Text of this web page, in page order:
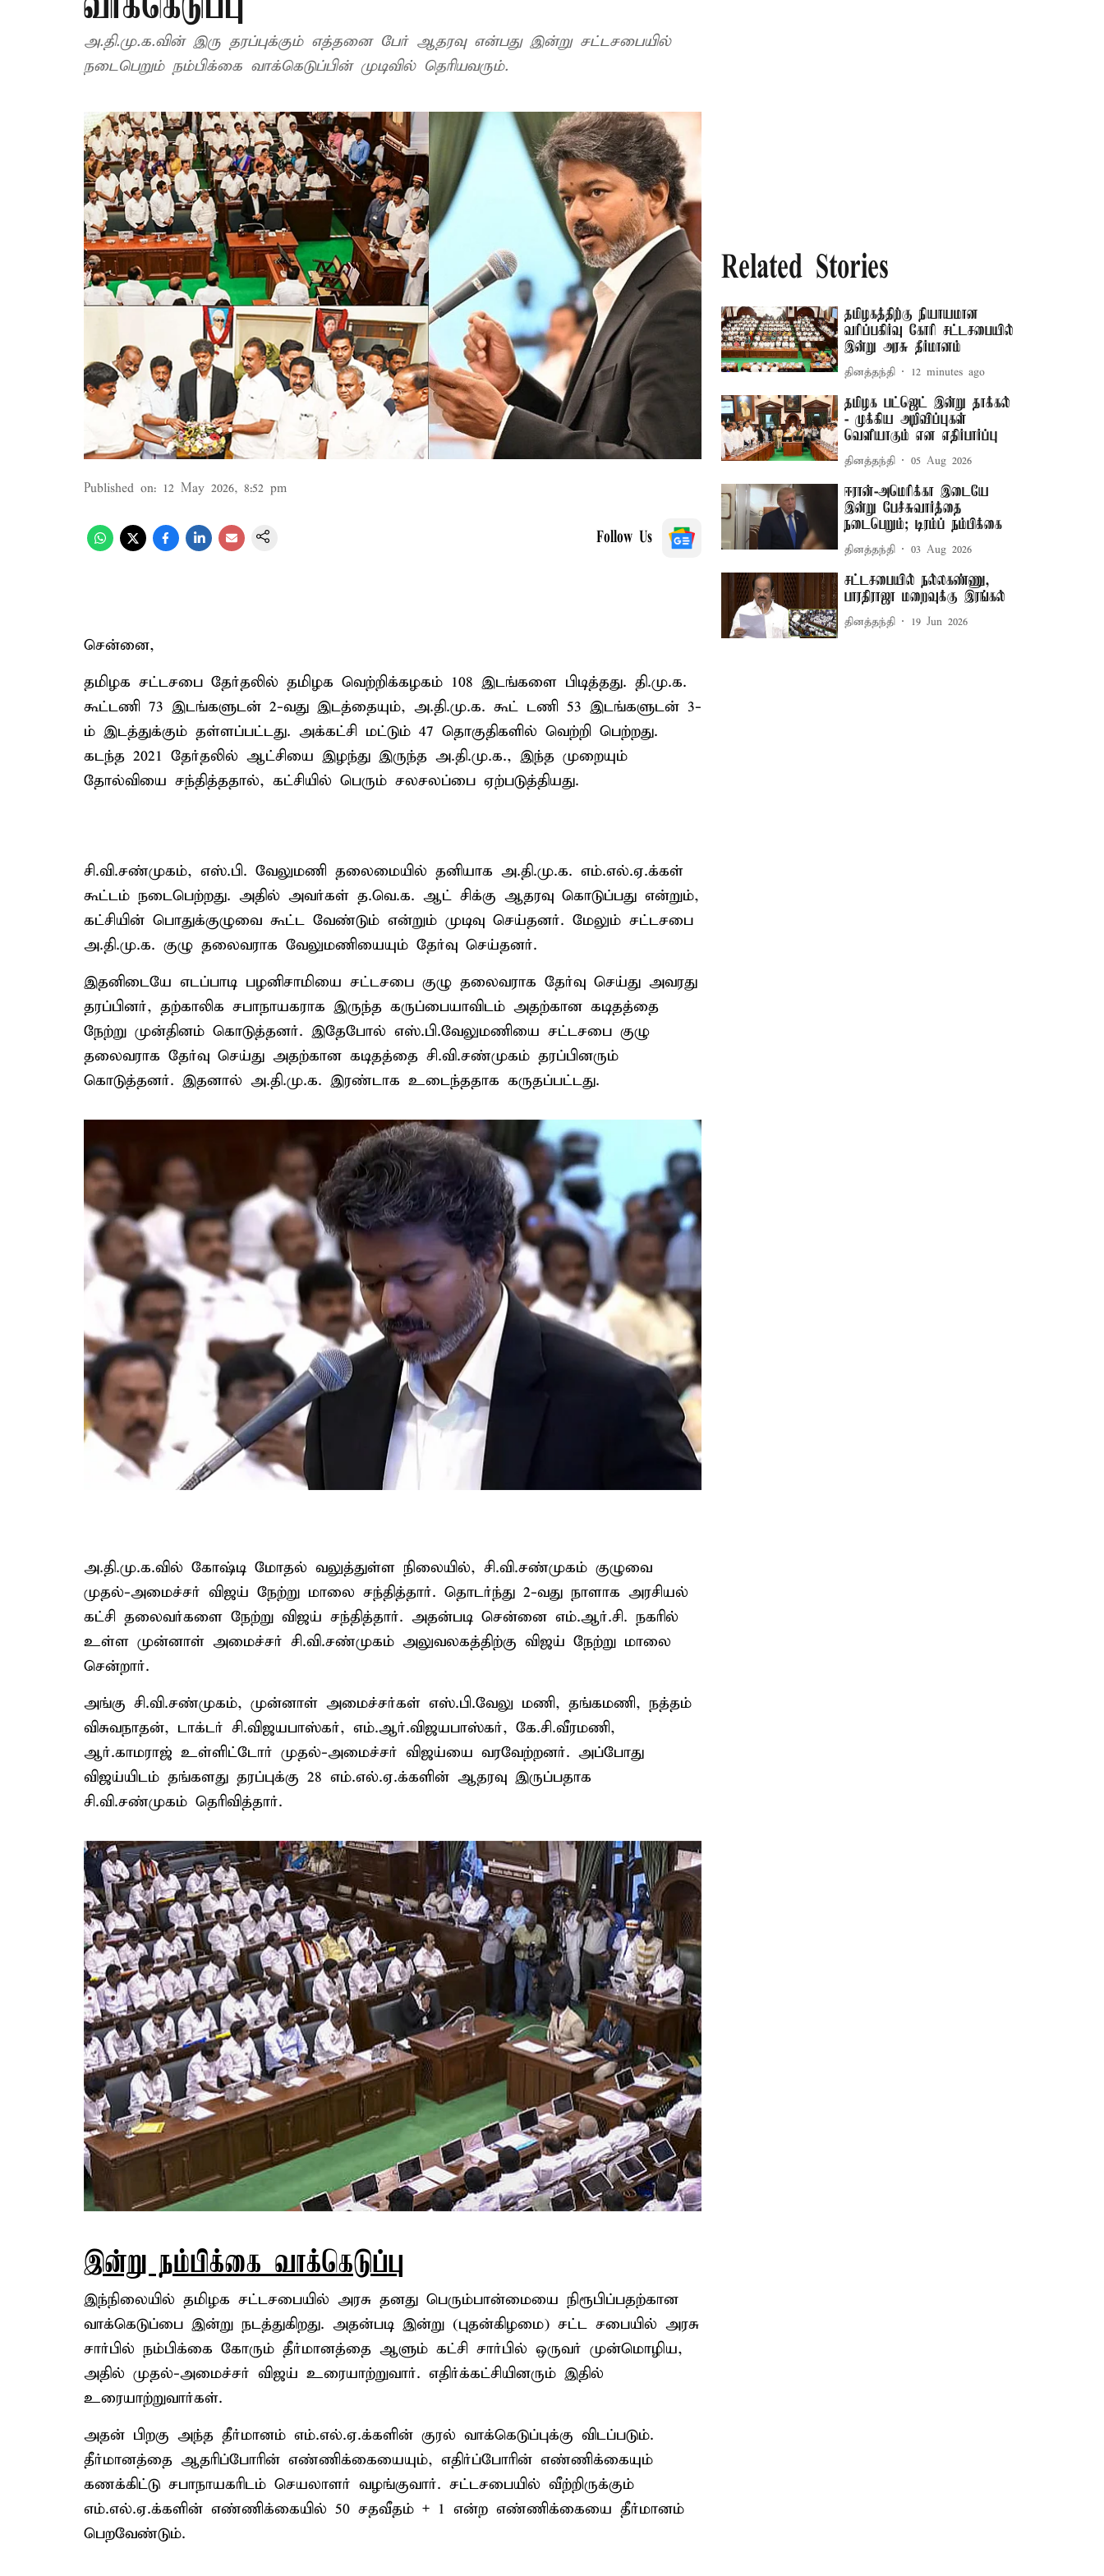
அ.தி.மு.க.வின் இரு தரப்புக்கும் எத்தனை பேர் ஆதரவு என்பது இன்று சட்டசபையில்
நடைபெறும் நம்பிக்கை வாக்கெடுப்பின் முடிவில் தெரியவரும்.
Published on: 12 May 2026, 8:52 pm
Follow Us
சென்னை,
தமிழக சட்டசபை தேர்தலில் தமிழக வெற்றிக்கழகம் 108 இடங்களை பிடித்தது. தி.மு.க.
கூட்டணி 73 இடங்களுடன் 2-வது இடத்தையும், அ.தி.மு.க. கூட் டணி 53 இடங்களுடன் 3-
ம் இடத்துக்கும் தள்ளப்பட்டது. அக்கட்சி மட்டும் 47 தொகுதிகளில் வெற்றி பெற்றது.
கடந்த 2021 தேர்தலில் ஆட்சியை இழந்து இருந்த அ.தி.மு.க., இந்த முறையும்
தோல்வியை சந்தித்ததால், கட்சியில் பெரும் சலசலப்பை ஏற்படுத்தியது.
சி.வி.சண்முகம், எஸ்.பி. வேலுமணி தலைமையில் தனியாக அ.தி.மு.க. எம்.எல்.ஏ.க்கள்
கூட்டம் நடைபெற்றது. அதில் அவர்கள் த.வெ.க. ஆட் சிக்கு ஆதரவு கொடுப்பது என்றும்,
கட்சியின் பொதுக்குழுவை கூட்ட வேண்டும் என்றும் முடிவு செய்தனர். மேலும் சட்டசபை
அ.தி.மு.க. குழு தலைவராக வேலுமணியையும் தேர்வு செய்தனர்.
இதனிடையே எடப்பாடி பழனிசாமியை சட்டசபை குழு தலைவராக தேர்வு செய்து அவரது
தரப்பினர், தற்காலிக சபாநாயகராக இருந்த கருப்பையாவிடம் அதற்கான கடிதத்தை
நேற்று முன்தினம் கொடுத்தனர். இதேபோல் எஸ்.பி.வேலுமணியை சட்டசபை குழு
தலைவராக தேர்வு செய்து அதற்கான கடிதத்தை சி.வி.சண்முகம் தரப்பினரும்
கொடுத்தனர். இதனால் அ.தி.மு.க. இரண்டாக உடைந்ததாக கருதப்பட்டது.
அ.தி.மு.க.வில் கோஷ்டி மோதல் வலுத்துள்ள நிலையில், சி.வி.சண்முகம் குழுவை
முதல்-அமைச்சர் விஜய் நேற்று மாலை சந்தித்தார். தொடர்ந்து 2-வது நாளாக அரசியல்
கட்சி தலைவர்களை நேற்று விஜய் சந்தித்தார். அதன்படி சென்னை எம்.ஆர்.சி. நகரில்
உள்ள முன்னாள் அமைச்சர் சி.வி.சண்முகம் அலுவலகத்திற்கு விஜய் நேற்று மாலை
சென்றார்.
அங்கு சி.வி.சண்முகம், முன்னாள் அமைச்சர்கள் எஸ்.பி.வேலு மணி, தங்கமணி, நத்தம்
விசுவநாதன், டாக்டர் சி.விஜயபாஸ்கர், எம்.ஆர்.விஜயபாஸ்கர், கே.சி.வீரமணி,
ஆர்.காமராஜ் உள்ளிட்டோர் முதல்-அமைச்சர் விஜய்யை வரவேற்றனர். அப்போது
விஜய்யிடம் தங்களது தரப்புக்கு 28 எம்.எல்.ஏ.க்களின் ஆதரவு இருப்பதாக
சி.வி.சண்முகம் தெரிவித்தார்.
இன்று நம்பிக்கை வாக்கெடுப்பு
இந்நிலையில் தமிழக சட்டசபையில் அரசு தனது பெரும்பான்மையை நிரூபிப்பதற்கான
வாக்கெடுப்பை இன்று நடத்துகிறது. அதன்படி இன்று (புதன்கிழமை) சட்ட சபையில் அரசு
சார்பில் நம்பிக்கை கோரும் தீர்மானத்தை ஆளும் கட்சி சார்பில் ஒருவர் முன்மொழிய,
அதில் முதல்-அமைச்சர் விஜய் உரையாற்றுவார். எதிர்க்கட்சியினரும் இதில்
உரையாற்றுவார்கள்.
அதன் பிறகு அந்த தீர்மானம் எம்.எல்.ஏ.க்களின் குரல் வாக்கெடுப்புக்கு விடப்படும்.
தீர்மானத்தை ஆதரிப்போரின் எண்ணிக்கையையும், எதிர்ப்போரின் எண்ணிக்கையும்
கணக்கிட்டு சபாநாயகரிடம் செயலாளர் வழங்குவார். சட்டசபையில் வீற்றிருக்கும்
எம்.எல்.ஏ.க்களின் எண்ணிக்கையில் 50 சதவீதம் + 1 என்ற எண்ணிக்கையை தீர்மானம்
பெறவேண்டும்.
Related Stories
தமிழகத்திற்கு நியாயமான
வரிப்பகிர்வு கோரி சட்டசபையில்
இன்று அரசு தீர்மானம்
தினத்தந்தி 12 minutes ago
தமிழக பட்ஜெட் இன்று தாக்கல்
- முக்கிய அறிவிப்புகள்
வெளியாகும் என எதிர்பார்ப்பு
தினத்தந்தி 05 Aug 2026
ஈரான்-அமெரிக்கா இடையே
இன்று பேச்சுவார்த்தை
நடைபெறும்; டிரம்ப் நம்பிக்கை
தினத்தந்தி 03 Aug 2026
சட்டசபையில் நல்லகண்ணு,
பாரதிராஜா மறைவுக்கு இரங்கல்
தினத்தந்தி 19 Jun 2026